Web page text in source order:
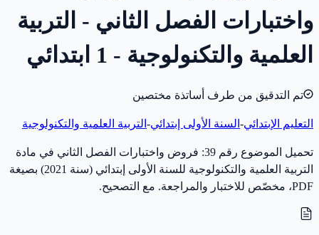
واختبارات الفصل الثاني - التربية
العلمية والتكنولوجية - 1 ابتدائي
تم التدقيق من طرف أساتذة مختصين
التعليم الإبتدائي- السنة الأولى إبتدائي- التربية العلمية والتكنولوجية
تحميل الموضوع رقم 39: فروض واختبارات الفصل الثاني في مادة
التربية العلمية والتكنولوجية للسنة الأولى إبتدائي (سنة 2021) بصيغة
PDF، مخصّص للاختبار والمراجعة. مع التصحيح.